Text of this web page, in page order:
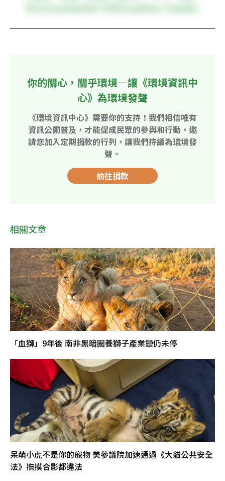
你的關心，關乎環境—讓《環境資訊中
心》為環境發聲
《環境資訊中心》需要你的支持！我們相信唯有
資訊公開普及，才能促成民眾的參與和行動，邀
請您加入定期捐款的行列，讓我們持續為環境發
聲。
前往捐款
相關文章
「血獅」9年後 南非黑暗圈養獅子產業鏈仍未停
呆萌小虎不是你的寵物 美參議院加速通過《大貓公共安全
法》撫摸合影都違法